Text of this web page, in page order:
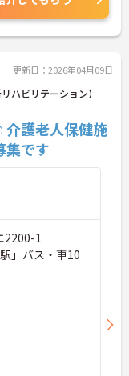
更新日：2026年04月09日
ハビリテーション】
介護老人保健施
集です
2200-1
」バス・車10